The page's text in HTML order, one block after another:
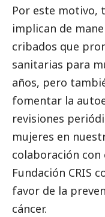
Por este motivo,
implican de
cribados que
sanitarias para
años, pero
fomentar la
revisiones
mujeres en
colaboración con
Fundación CRIS
favor de la
cáncer.